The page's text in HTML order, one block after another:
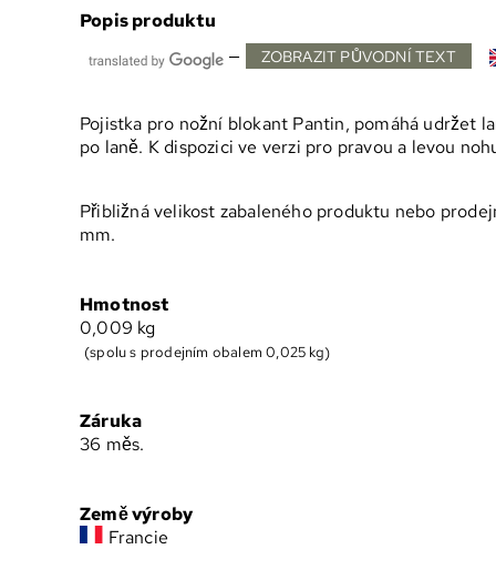
Popis produktu
—
ZOBRAZIT PŮVODNÍ TEXT
Pojistka pro nožní blokant Pantin, pomáhá udržet
po laně. K dispozici ve verzi pro pravou a levou
Přibližná velikost zabaleného produktu nebo
mm.
Hmotnost
0,009 kg
(spolu s prodejním obalem 0,025 kg)
Záruka
36 měs.
Země výroby
Francie